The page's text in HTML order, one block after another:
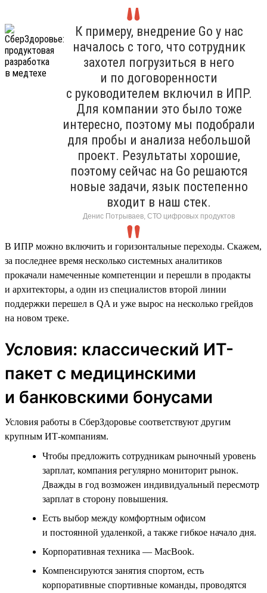
К примеру, внедрение Go у нас
началось с того, что сотрудник
захотел погрузиться в него
и по договоренности
с руководителем включил в ИПР.
Для компании это было тоже
интересно, поэтому мы подобрали
для пробы и анализа небольшой
проект. Результаты хорошие,
поэтому сейчас на Go решаются
новые задачи, язык постепенно
входит в наш стек.
Денис Потрываев, СТО цифровых продуктов
В ИПР можно включить и горизонтальные переходы. Скажем,
за последнее время несколько системных аналитиков
прокачали намеченные компетенции и перешли в продакты
и архитекторы, а один из специалистов второй линии
поддержки перешел в QA и уже вырос на несколько грейдов
на новом треке.
Условия: классический ИТ-
пакет с медицинскими
и банковскими бонусами
Условия работы в СберЗдоровье соответствуют другим
крупным ИТ-компаниям.
Чтобы предложить сотрудникам рыночный уровень
зарплат, компания регулярно мониторит рынок.
Дважды в год возможен индивидуальный пересмотр
зарплат в сторону повышения.
Есть выбор между комфортным офисом
и постоянной удаленкой, а также гибкое начало дня.
Корпоративная техника — MacBook.
Компенсируются занятия спортом, есть
корпоративные спортивные команды, проводятся